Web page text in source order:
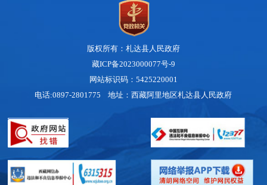
版权所有：札达县人民政府
藏ICP备2023000077号-9
网站标识码：5425220001
电话:0897-2801775 地址：西藏阿里地区札达县人民政府